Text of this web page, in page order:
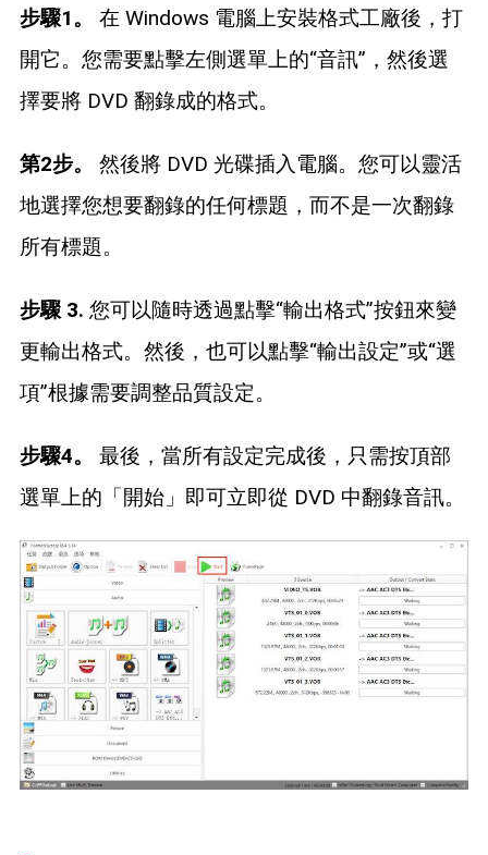
步驟1。
在 Windows 電腦上安裝格式工廠後，打
開它。您需要點擊左側選單上的“音訊”，然後選
擇要將 DVD 翻錄成的格式。
第2步。
然後將 DVD 光碟插入電腦。您可以靈活
地選擇您想要翻錄的任何標題，而不是一次翻錄
所有標題。
步驟 3. 您可以隨時透過點擊“輸出格式”按鈕來變
更輸出格式。然後，也可以點擊“輸出設定”或“選
項”根據需要調整品質設定。
步驟4。
最後，當所有設定完成後，只需按頂部
選單上的「開始」即可立即從 DVD 中翻錄音訊。